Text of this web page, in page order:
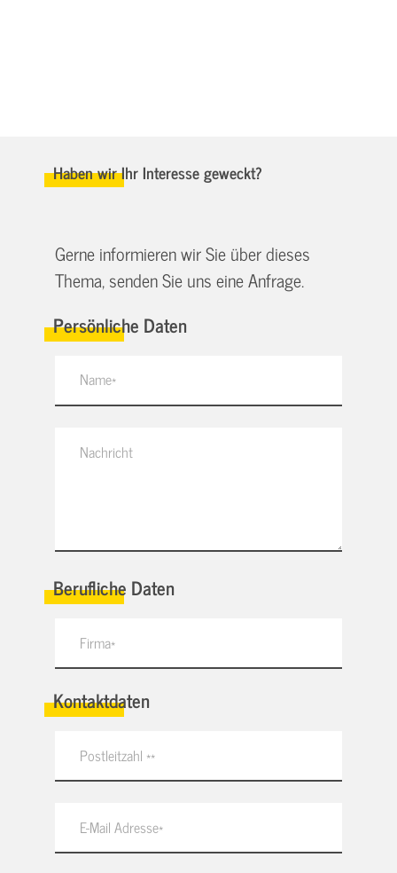
Haben wir Ihr Interesse geweckt?
Gerne informieren wir Sie über dieses
Thema, senden Sie uns eine Anfrage.
Persönliche Daten
Berufliche Daten
Kontaktdaten